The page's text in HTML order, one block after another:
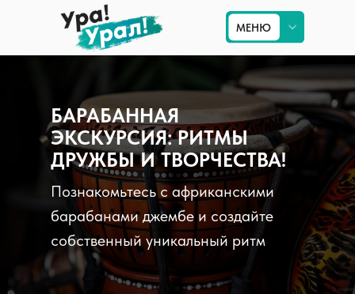
Экскурсии в Екатеринбурге
Туры по Уралу
Туры по России
Приём на Урале
МЕНЮ
МЕНЮ
БАРАБАННАЯ
ЭКСКУРСИЯ: РИТМЫ
ДРУЖБЫ И ТВОРЧЕСТВА!
Познакомьтесь с африканскими
барабанами джембе и создайте
собственный уникальный ритм